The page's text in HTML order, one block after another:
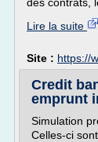
Lire la suite
Site : https://
Credit
emprunt
Simulation
Celles-ci